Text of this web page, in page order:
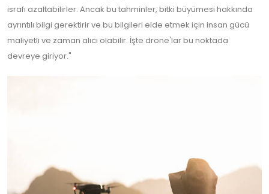
israfı azaltabilirler. Ancak bu tahminler, bitki büyümesi hakkında
ayrıntılı bilgi gerektirir ve bu bilgileri elde etmek için insan gücü
maliyetli ve zaman alıcı olabilir. İşte drone'lar bu noktada
devreye giriyor."